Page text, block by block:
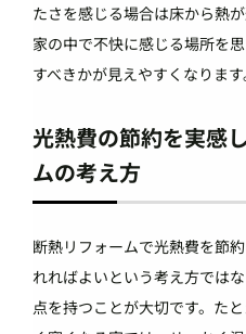
たさを感じる場合は床から熱
家の中で不快に感じる場所を
すべきかが見えやすくなります
光熱費の節約を実感
ムの考え方
断熱リフォームで光熱費を節
れればよいという考え方では
点を持つことが大切です。た